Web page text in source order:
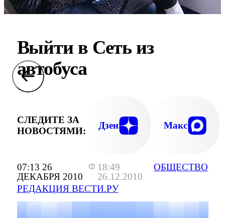
07:13 26
ДЕКАБРЯ 2010
18:49
26.12.2010
РЕДАКЦИЯ ВЕСТИ.РУ
ОБЩЕСТВО
Выйти в Сеть из
автобуса
СЛЕДИТЕ ЗА
НОВОСТЯМИ:
Дзен Макс